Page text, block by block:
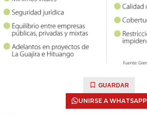
GUARDAR
UNIRSE A WHATSAPP